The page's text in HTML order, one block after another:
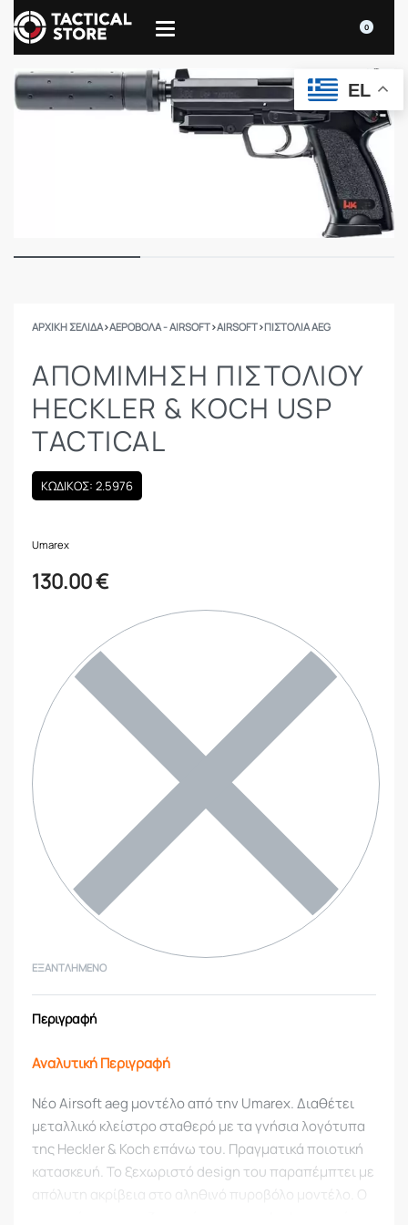
0
ΑΡΧΙΚΉ ΣΕΛΊΔΑ›ΑΕΡΟΒΟΛΑ - AIRSOFT›AIRSOFT›ΠΙΣΤΌΛΙΑ AEG
ΑΠΟΜΊΜΗΣΗ ΠΙΣΤΟΛΊΟΥ
HECKLER & KOCH USP
TACTICAL
ΚΩΔΙΚΟΣ: 2.5976
Umarex
130.00€
ΕΞΑΝΤΛΗΜΈΝΟ
Περιγραφή
Αναλυτική Περιγραφή
Νέο Airsoft aeg μοντέλο από την Umarex. Διαθέτει
μεταλλικό κλείστρο σταθερό με τα γνήσια λογότυπα
της Heckler & Koch επάνω του. Πραγματικά ποιοτική
κατασκευή. Το ξεχωριστό design του παραπέμπτει με
απόλυτη ακρίβεια στο αληθινό πυροβόλο μοντέλο. Ο
EL